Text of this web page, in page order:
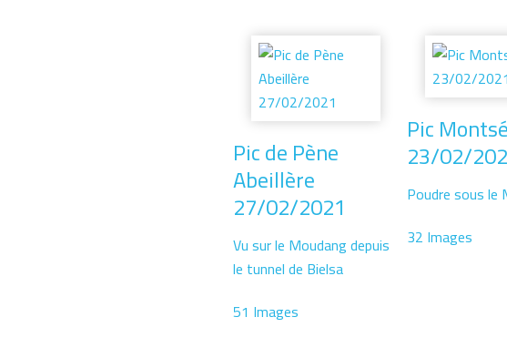
Pic de Pène
Abeillère
27/02/2021
Vu sur le Moudang depuis
le tunnel de Bielsa
51 Images
Pic
23/02/
Poudre sous le
32 Images